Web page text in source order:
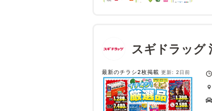
スギドラッグ
最新のチラシ2枚掲載 更新: 2日前